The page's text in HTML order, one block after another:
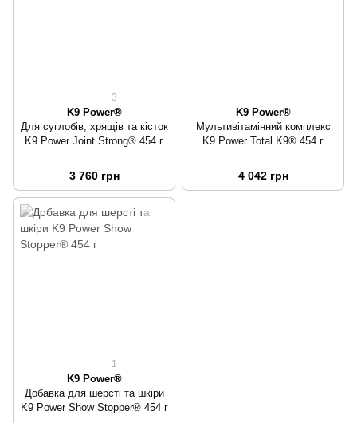
3
K9 Power®
Для суглобів, хрящів та кісток
K9 Power Joint Strong® 454 г
3 760 грн
K9 Power®
Мультивітамінний комплекс
K9 Power Total K9® 454 г
4 042 грн
1
K9 Power®
Добавка для шерсті та шкіри
K9 Power Show Stopper® 454 г